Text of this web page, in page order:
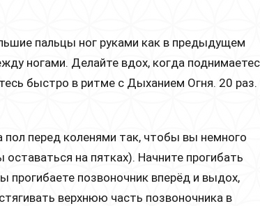
пальцы ног руками как в предыдущем
ногами. Делайте вдох, когда
быстро в ритме с Дыханием Огня. 20 раз.
пол перед коленями так, чтобы вы немного
на пятках). Начните прогибать
прогибаете позвоночник вперёд и выдох,
верхнюю часть позвоночника в